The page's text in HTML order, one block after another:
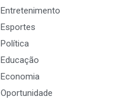
Entretenimento
Esportes
Política
Educação
Economia
Oportunidade